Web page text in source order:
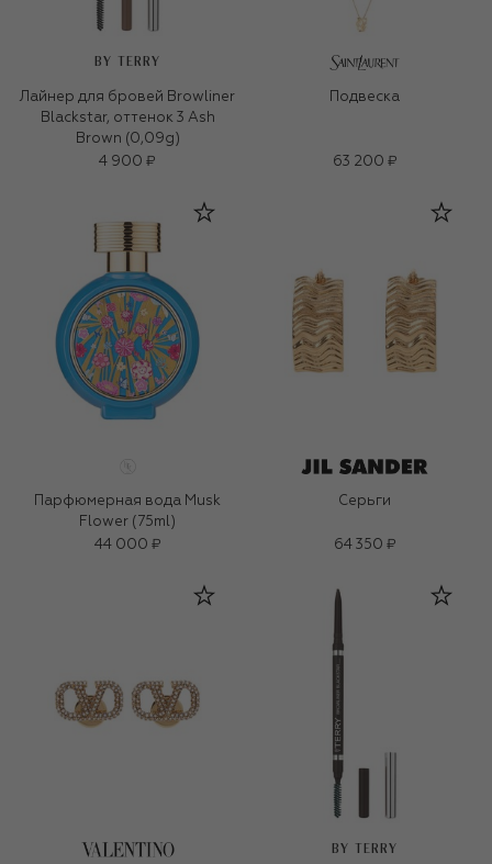
BY TERRY
Лайнер для бровей Browliner
Blackstar, оттенок 3 Ash
Brown (0,09g)
4 900 ₽
Подвеска
63 200 ₽
Парфюмерная вода Musk
Flower (75ml)
44 000 ₽
Серьги
64 350 ₽
BY TERRY